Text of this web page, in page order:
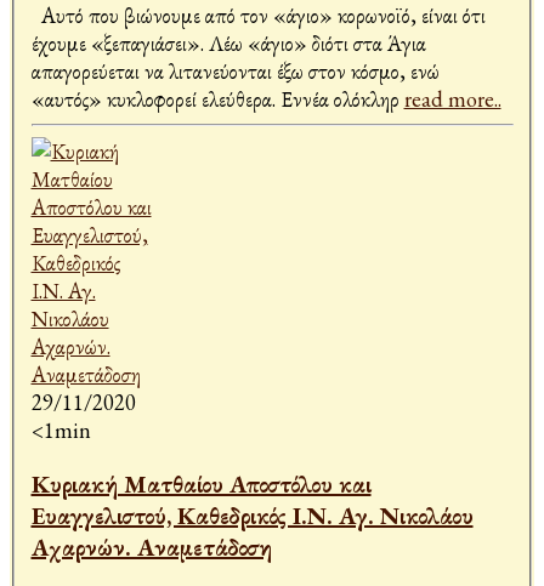
Αυτό που βιώνουμε από τον «άγιο» κορωνοϊό, είναι ότι
έχουμε «ξεπαγιάσει». Λέω «άγιο» διότι στα Άγια
απαγορεύεται να λιτανεύονται έξω στον κόσμο, ενώ
«αυτός» κυκλοφορεί ελεύθερα. Εννέα ολόκληρ read more..
29/11/2020
<1min
Κυριακή Ματθαίου Αποστόλου και
Ευαγγελιστού, Καθεδρικός Ι.Ν. Αγ. Νικολάου
Αχαρνών. Αναμετάδοση